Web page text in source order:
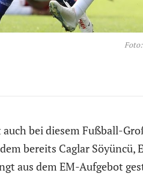
bei diesem Fußball-
bereits Caglar Söyüncü,
aus dem EM-Aufgebot